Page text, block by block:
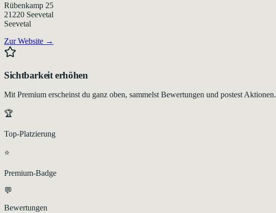
Rübenkamp 25
21220 Seevetal
Seevetal
Zur Website →
Sichtbarkeit erhöhen
Mit Premium erscheinst du ganz oben, sammelst Bewertungen und postest Aktionen.
🏆
Top-Platzierung
⭐
Premium-Badge
💬
Bewertungen